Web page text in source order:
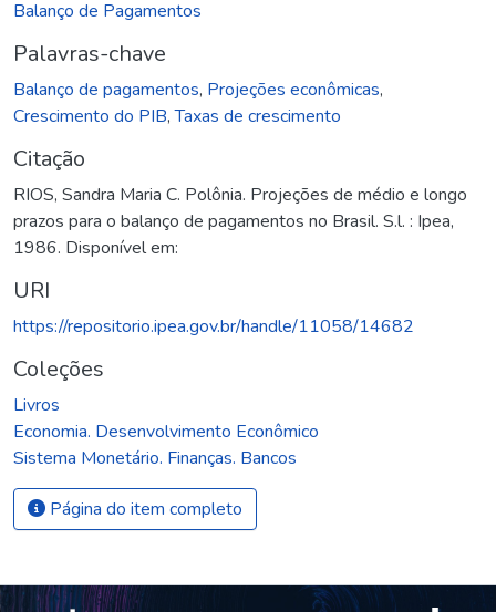
Balanço de Pagamentos
Palavras-chave
Balanço de pagamentos, Projeções econômicas,
Crescimento do PIB,Taxas de crescimento
Citação
RIOS, Sandra Maria C. Polônia. Projeções de médio e longo
prazos para o balanço de pagamentos no Brasil. S.l. : Ipea,
1986. Disponível em:
URI
https://repositorio.ipea.gov.br/handle/11058/14682
Coleções
Livros
Economia. Desenvolvimento Econômico
Sistema Monetário. Finanças. Bancos
Página do item completo